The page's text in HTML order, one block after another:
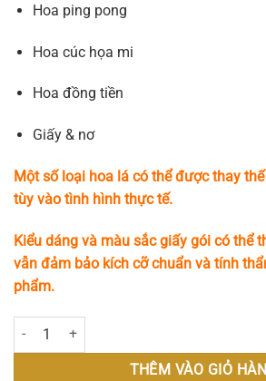
Hoa ping pong
Hoa cúc họa mi
Hoa đồng tiền
Giấy & nơ
Một số loại hoa lá có thể được thay
tùy vào tình hình thực tế.
Kiểu dáng và màu sắc giấy gói có thể
vẫn đảm bảo kích cỡ chuẩn và tính
phẩm.
Ánh Nhung số lượng
THÊM VÀO GIỎ